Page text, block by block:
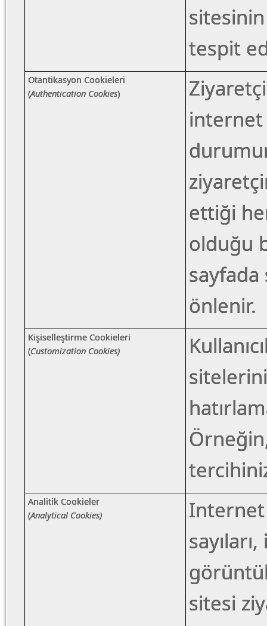
sitesinin
tespit
Otantikasyon Cookieleri
(Authentication Cookies)
internet
ettiği
olduğu
önlenir.
Kişiselleştirme Cookieleri
(Customization Cookies)
Analitik Cookieler
(Analytical Cookies)
sitesi